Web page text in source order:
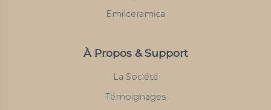
Emilceramica
À Propos & Support
La Société
Témoignages